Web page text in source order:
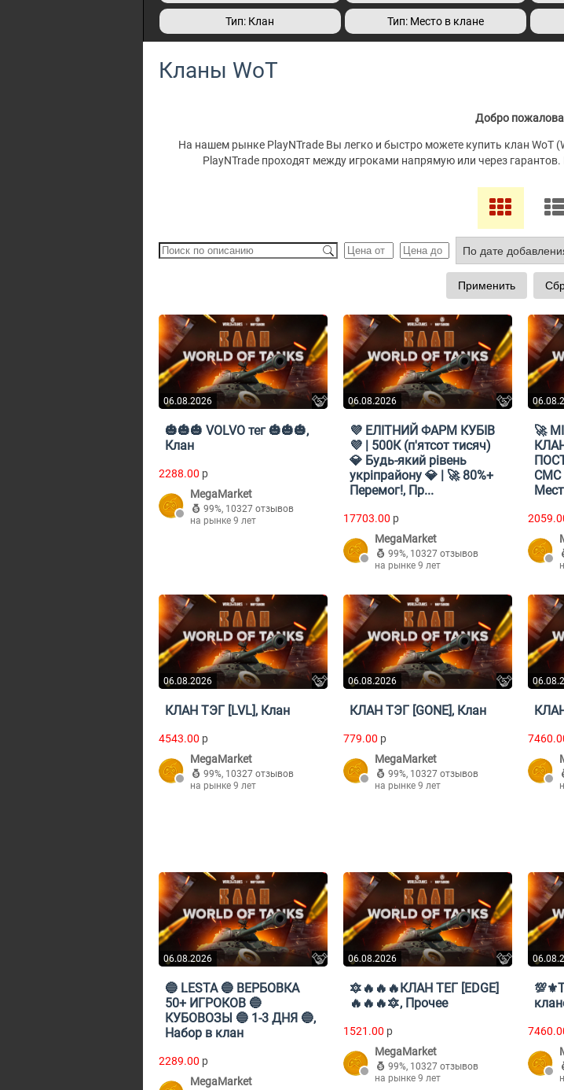
Тип: Клан Тип: Место в клане
Кланы WoT
Добро
На нашем рынке PlayNTrade Вы легко и быстро можете купить клан WoT
PlayNTrade проходят между игроками напрямую или через
06.08.2026
🎃🎃🎃 VOLVO тег 🎃🎃🎃,
Клан
2288.00 p
MegaMarket
99%, 10327 отзывов
на рынке 9 лет
06.08.2026
💜 ЕЛІТНИЙ ФАРМ КУБІВ
💜 | 500К (п'ятсот тисяч)
💎 Будь-який рівень
укріпрайону 💎 | 🚀 80%+
Перемог!, Пр...
17703.00 p
MegaMarket
99%, 10327 отзывов
на рынке 9 лет
🚀
СМС
06.08.2026
КЛАН ТЭГ [LVL], Клан
4543.00 p
MegaMarket
99%, 10327 отзывов
на рынке 9 лет
06.08.2026
КЛАН ТЭГ [GONE], Клан
779.00 p
MegaMarket
99%, 10327 отзывов
на рынке 9 лет
06.08.2026
🔵 LESTA 🔵 ВЕРБОВКА
50+ ИГРОКОВ 🔵
КУБОВОЗЫ 🔵 1-3 ДНЯ 🔵,
Набор в клан
2289.00 p
MegaMarket
06.08.2026
🔯🔥🔥🔥КЛАН ТЕГ [EDGE]
🔥🔥🔥🔯, Прочее
1521.00 p
MegaMarket
99%, 10327 отзывов
на рынке 9 лет